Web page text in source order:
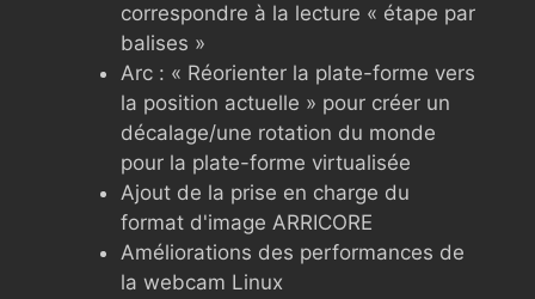
correspondre à la lecture « étape par
balises »
Arc : « Réorienter la plate-forme vers
la position actuelle » pour créer un
décalage/une rotation du monde
pour la plate-forme virtualisée
Ajout de la prise en charge du
format d'image ARRICORE
Améliorations des performances de
la webcam Linux